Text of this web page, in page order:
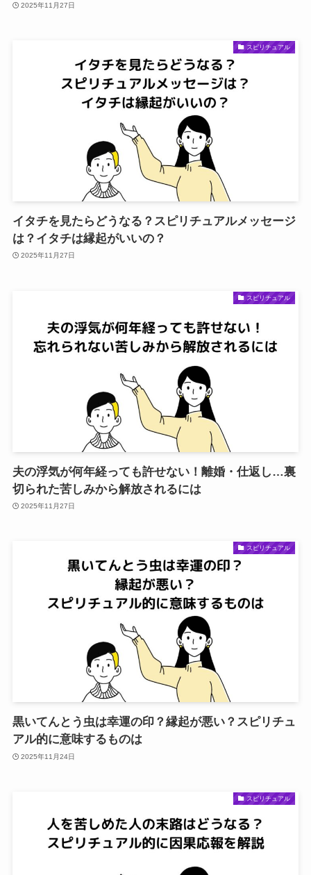
2025年11月27日
スピリチュアル
イタチを見たらどうなる？スピリチュアルメッセージ
は？イタチは縁起がいいの？
2025年11月27日
スピリチュアル
夫の浮気が何年経っても許せない！離婚・仕返し…裏
切られた苦しみから解放されるには
2025年11月27日
スピリチュアル
黒いてんとう虫は幸運の印？縁起が悪い？スピリチュ
アル的に意味するものは
2025年11月24日
スピリチュアル